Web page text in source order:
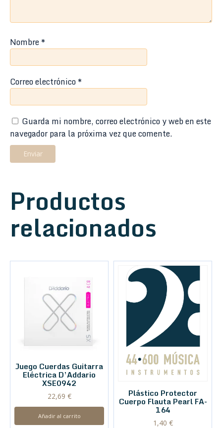
Nombre*
Correo electrónico*
Guarda mi nombre, correo electrónico y web en este
navegador para la próxima vez que comente.
Productos
relacionados
Juego Cuerdas Guitarra
Eléctrica D’Addario
XSE0942
22,69 €
Añadir al carrito
Plástico Protector
Cuerpo Flauta Pearl FA-
164
1,40 €